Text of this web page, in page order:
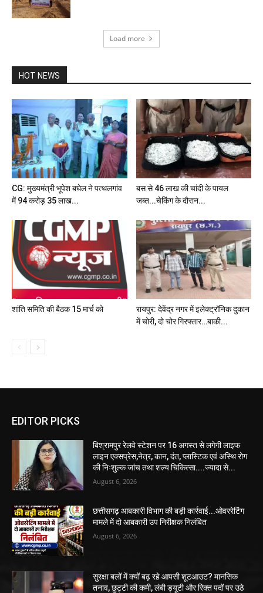
Load more
HOT NEWS
CG: मुख्यमंत्री भूपेश बघेल ने पत्थलगांव
में 94 करोड़ 35 लाख...
बस से 46 लाख की चांदी के पायल
जब्त...चेकिंग के दौरान...
शांति समिति की बैठक 15 मार्च को
रायपुर: देवेंद्र नगर में इलेक्ट्रॉनिक दुकान
में चोरी, दो चोर गिरफ्तार…बाकी...
EDITOR PICKS
बिश्रामपुर रेलवे स्टेशन पर 16 अगस्त से लगेगी लाइफ
लाइन एक्सप्रेस,नेत्र, कान, दंत, प्लास्टिक एवं अस्थि रोग
की निःशुल्क जांच तथा शल्य चिकित्सा....ज्यादा से...
August 6, 2026
छत्तीसगढ़ आबकारी विभाग की बड़ी कार्रवाई...ओवररेटिंग
मामले में दो आबकारी उप निरीक्षक निलंबित
August 6, 2026
सुरक्षा बलों में क्यों बढ़ रहे आपसी शूटआउट? मानसिक
तनाव, छुट्टी की कमी, लंबी ड्यूटी और रिक्त पदों पर उठे